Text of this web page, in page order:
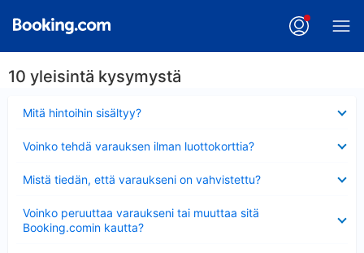
10 yleisintä kysymystä
Mitä hintoihin sisältyy?
Voinko tehdä varauksen ilman luottokorttia?
Mistä tiedän, että varaukseni on vahvistettu?
Voinko peruuttaa varaukseni tai muuttaa sitä
Booking.comin kautta?